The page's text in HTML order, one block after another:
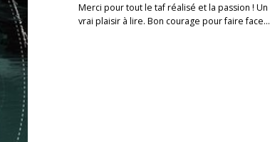
Merci pour tout le taf réalisé et la passion ! Un
vrai plaisir à lire. Bon courage pour faire face…